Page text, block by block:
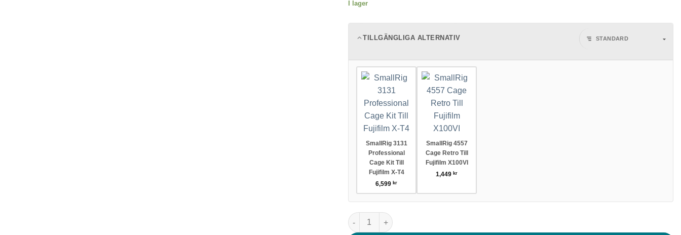
I lager
TILLGÄNGLIGA ALTERNATIV
SmallRig 3131
Professional
Cage Kit Till
Fujifilm X-T4
6,599 kr
SmallRig 4557
Cage Retro Till
Fujifilm X100VI
1,449 kr
SmallRig 4135 Cage Multifunctional Till Fujifilm X-T5 mängd